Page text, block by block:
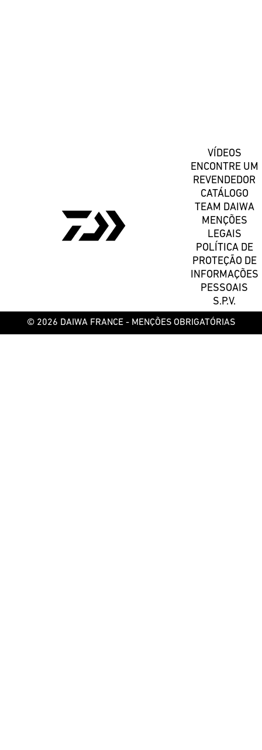
VÍDEOS
ENCONTRE UM
REVENDEDOR
CATÁLOGO
TEAM DAIWA
MENÇÕES
LEGAIS
POLÍTICA DE
PROTEÇÃO DE
INFORMAÇÕES
PESSOAIS
S.P.V.
© 2026 DAIWA FRANCE - MENÇÕES OBRIGATÓRIAS